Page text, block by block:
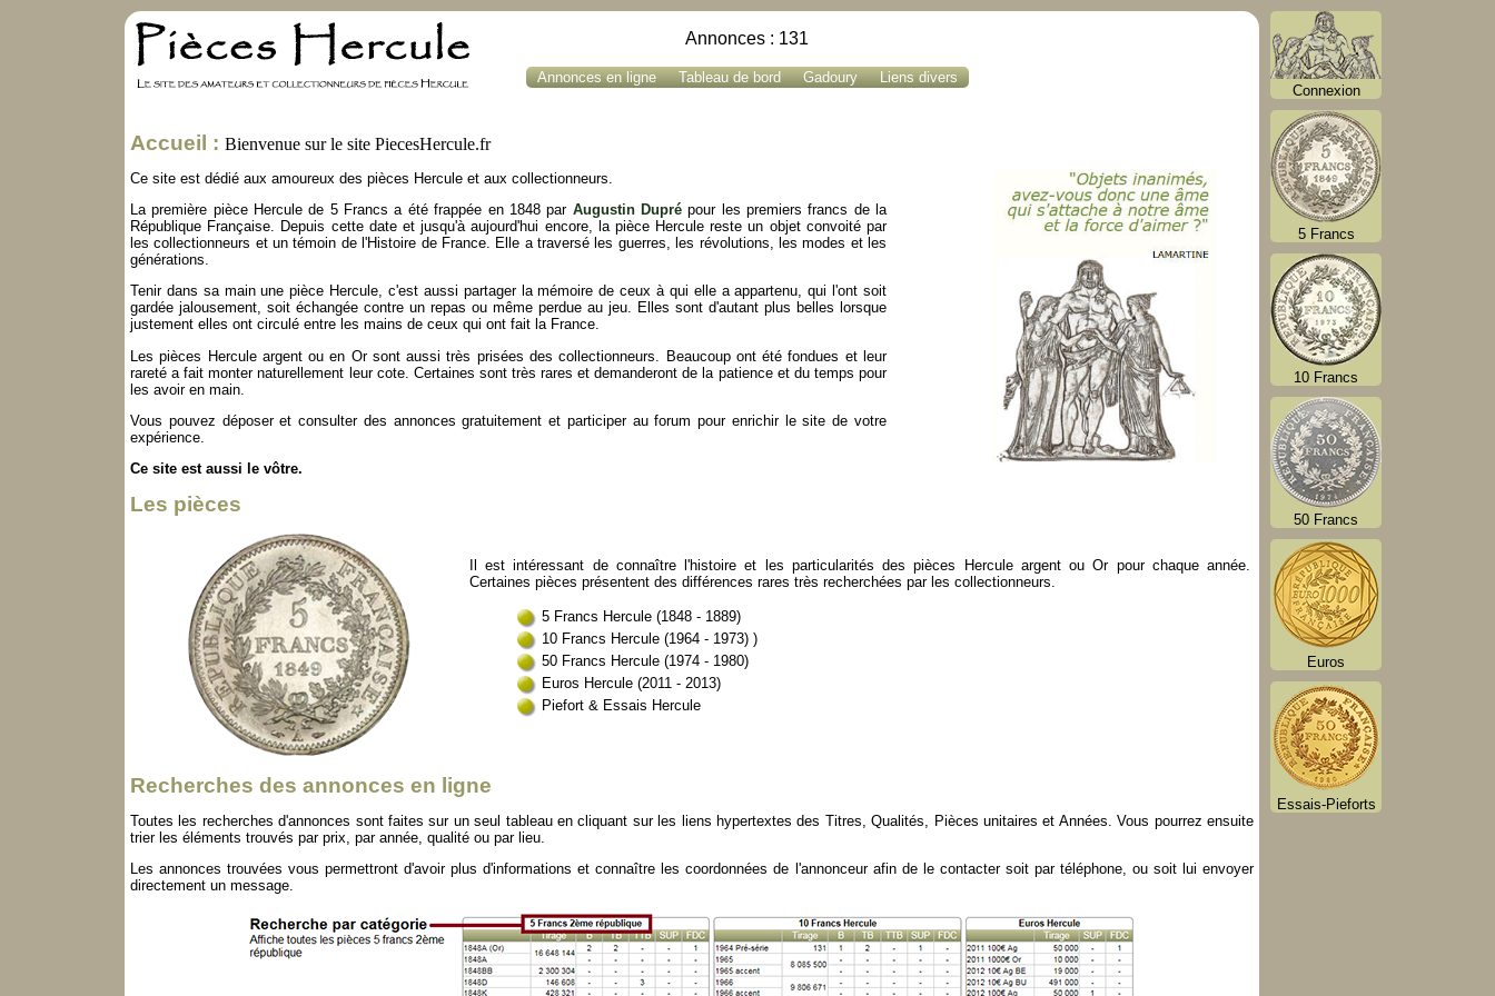
Annonces : 131
Annonces en ligne Tableau de bord Gadoury Liens divers
Accueil : Bienvenue sur le site PiecesHercule.fr
Ce site est dédié aux amoureux des pièces Hercule et aux collectionneurs.
La première pièce Hercule de 5 Francs a été frappée en 1848 par Augustin Duprépour les premiers francs de la
République Française. Depuis cette date et jusqu'à aujourd'hui encore, la pièce Hercule reste un objet convoité par
les collectionneurs et un témoin de l'Histoire de France. Elle a traversé les guerres, les révolutions, les modes et les
générations.
Tenir dans sa main une pièce Hercule, c'est aussi partager la mémoire de ceux à qui elle a appartenu, qui l'ont soit
gardée jalousement, soit échangée contre un repas ou même perdue au jeu. Elles sont d'autant plus belles lorsque
justement elles ont circulé entre les mains de ceux qui ont fait la France.
Les pièces Hercule argent ou en Or sont aussi très prisées des collectionneurs. Beaucoup ont été fondues et leur
rareté a fait monter naturellement leur cote. Certaines sont très rares et demanderont de la patience et du temps pour
les avoir en main.
Vous pouvez déposer et consulter des annonces gratuitement et participer au forum pour enrichir le site de votre
expérience.
Ce site est aussi le vôtre.
Les pièces
Il est intéressant de connaître l'histoire et les particularités des pièces Hercule argent ou Or pour chaque année.
Certaines pièces présentent des différences rares très recherchées par les collectionneurs.
5 Francs Hercule (1848 - 1889)
10 Francs Hercule (1964 - 1973) )
50 Francs Hercule (1974 - 1980)
Euros Hercule (2011 - 2013)
Piefort & Essais Hercule
Recherches des annonces en ligne
Toutes les recherches d'annonces sont faites sur un seul tableau en cliquant sur les liens hypertextes des Titres, Qualités, Pièces unitaires et Années. Vous pourrez ensuite
trier les éléments trouvés par prix, par année, qualité ou par lieu.
Les annonces trouvées vous permettront d'avoir plus d'informations et connaître les coordonnées de l'annonceur afin de le contacter soit par téléphone, ou soit lui envoyer
directement un message.
Connexion
5 Francs
10 Francs
50 Francs
Euros
Essais-Pieforts